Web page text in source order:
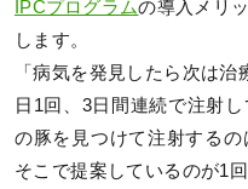
IPCプログラムの導入メリ
します。
「病気を発見したら次は
日1回、3日間連続で注射
の豚を見つけて注射するの
そこで提案しているのが1